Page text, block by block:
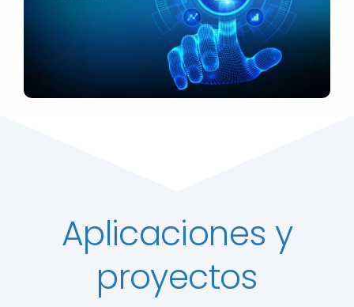
Aplicaciones y
proyectos